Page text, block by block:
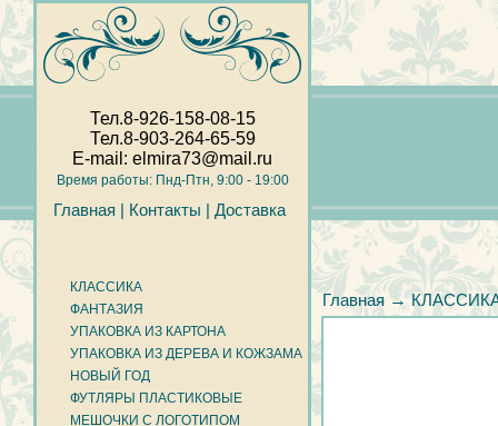
Тел.8-926-158-08-15
Тел.8-903-264-65-59
E-mail: elmira73@mail.ru
Время работы: Пнд-Птн, 9:00 - 19:00
Главная | Контакты | Доставка
КЛАССИКА
ФАНТАЗИЯ
УПАКОВКА ИЗ КАРТОНА
УПАКОВКА ИЗ ДЕРЕВА И КОЖЗАМА
НОВЫЙ ГОД
ФУТЛЯРЫ ПЛАСТИКОВЫЕ
МЕШОЧКИ С ЛОГОТИПОМ
Главная →